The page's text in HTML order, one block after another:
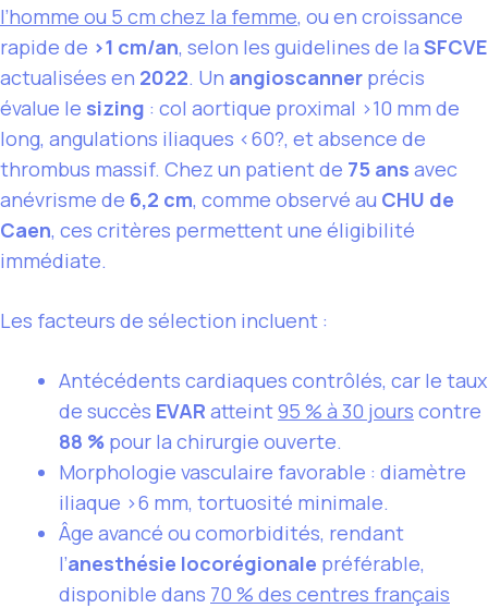
l’homme ou 5 cm chez la femme, ou en croissance
rapide de >1 cm/an, selon les guidelines de la SFCVE
actualisées en 2022. Un angioscanner précis
évalue le sizing : col aortique proximal >10 mm de
long, angulations iliaques <60?, et absence de
thrombus massif. Chez un patient de 75 ans avec
anévrisme de 6,2 cm, comme observé au CHU de
Caen, ces critères permettent une éligibilité
immédiate.
Les facteurs de sélection incluent :
Antécédents cardiaques contrôlés, car le taux
de succès EVAR atteint95 % à 30 jours contre
88 % pour la chirurgie ouverte.
Morphologie vasculaire favorable : diamètre
iliaque >6 mm, tortuosité minimale.
Âge avancé ou comorbidités, rendant
l’anesthésie locorégionale préférable,
disponible dans 70 % des centres français